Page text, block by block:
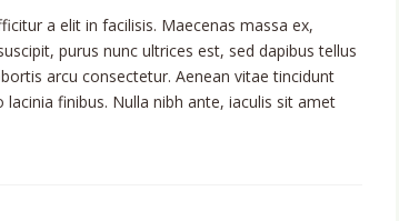
a elit in facilisis. Maecenas massa ex,
purus nunc ultrices est, sed dapibus tellus
arcu consectetur. Aenean vitae tincidunt
finibus. Nulla nibh ante, iaculis sit amet